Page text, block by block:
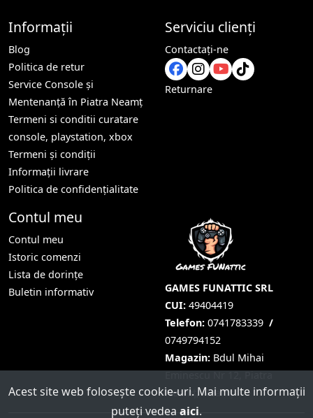
Informații
Blog
Politica de retur
Service Console și
Mentenanță în Piatra Neamț
Termeni si conditii curatare
console, playstation, xbox
Termeni și condiții
Informații livrare
Politica de confidențialitate
Serviciu clienți
Contactaţi-ne
Returnare
Contul meu
Contul meu
Istoric comenzi
Lista de dorințe
Buletin informativ
GAMES FUNATTIC SRL
CUI: 49404419
Telefon: 0741783339 /
0749794152
Magazin: Bdul Mihai
Eminescu Nr 12, Piatra
Neamț, Neamț
Acest site web folosește cookie-uri. Mai multe informații
puteți vedea aici.